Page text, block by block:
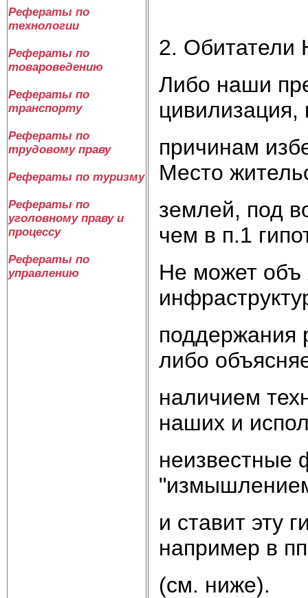
Рефераты по
технологии
Рефераты по
товароведению
Рефераты по
транспорту
Рефераты по
трудовому праву
Рефераты по туризму
Рефераты по
уголовному праву и
процессу
Рефераты по
управлению
2.
Либо наши
цивилизация,
причинам
Место
землей, под
чем в п.1
Не может объ
поддержания
либо
наличием
наших и
неизвестные
и ставит эту
например в
(см. ниже).